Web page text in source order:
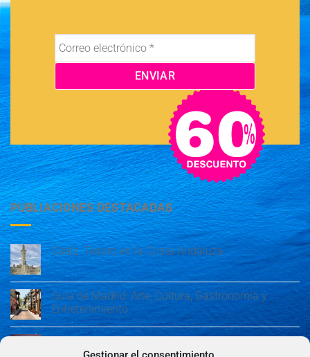
PUBLIACIONES DESTACADAS
Cádiz: Tesoro en la Costa Andaluza
Guía de Madrid: Arte, Cultura, Gastronomía y
Entretenimiento
Guía de Madrid: Arte, Cultura, Gastronomía y
Entretenimiento